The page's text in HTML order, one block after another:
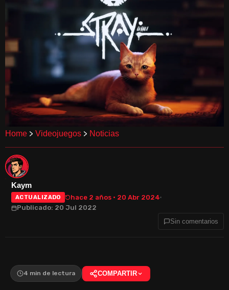
Home > Videojuegos > Noticias
Kaym
ACTUALIZADO
hace 2 años · 20 Abr 2024
Publicado: 20 Jul 2022
Sin comentarios
4 min de lectura COMPARTIR